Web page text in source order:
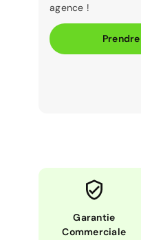
agence !
Garantie
Commerciale